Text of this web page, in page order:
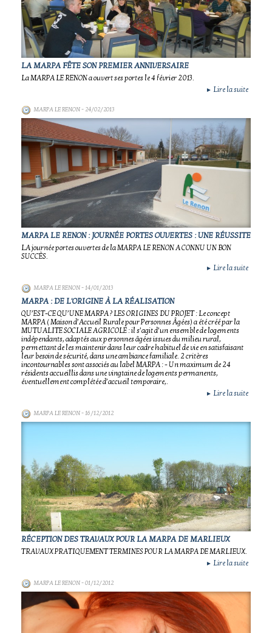
LA MARPA FÊTE SON PREMIER ANNIVERSAIRE
La MARPA LE RENON a ouvert ses portes le 4 février 2013.
► Lire la suite
MARPA LE RENON- 24/02/2013
MARPA LE RENON : JOURNÉE PORTES OUVERTES : UNE RÉUSSITE
LA journée portes ouvertes de la MARPA LE RENON A CONNU UN BON
SUCCÈS.
► Lire la suite
MARPA LE RENON- 14/01/2013
MARPA : DE L'ORIGINE À LA RÉALISATION
QU’EST-CE QU’UNE MARPA ? LES ORIGINES DU PROJET : Le concept
MARPA ( Maison d’Accueil Rurale pour Personnes Âgées) a été créé par la
MUTUALITE SOCIALE AGRICOLE : il s’agit d’un ensemble de logements
indépendants, adaptés aux personnes âgées issues du milieu rural,
permettant de les maintenir dans leur cadre habituel de vie en satisfaisant
leur besoin de sécurité, dans une ambiance familiale. 2 critères
incontournables sont associés au label MARPA : - Un maximum de 24
résidents accueillis dans une vingtaine de logements permanents,
éventuellement complétée d’accueil temporaire,.
► Lire la suite
MARPA LE RENON- 16/12/2012
RÉCEPTION DES TRAVAUX POUR LA MARPA DE MARLIEUX
TRAVAUX PRATIQUEMENT TERMINES POUR LA MARPA DE MARLIEUX.
► Lire la suite
MARPA LE RENON- 01/12/2012